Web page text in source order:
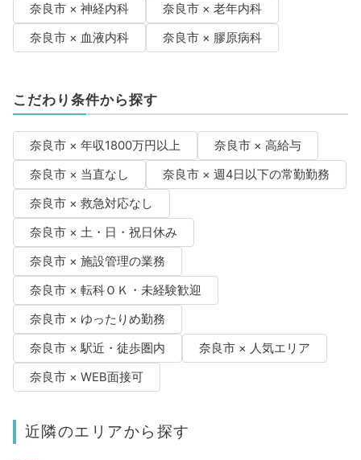
奈良市 × 神経内科
奈良市 × 老年内科
奈良市 × 血液内科
奈良市 × 膠原病科
こだわり条件から探す
奈良市 × 年収1800万円以上
奈良市 × 高給与
奈良市 × 当直なし
奈良市 × 週4日以下の常勤勤務
奈良市 × 救急対応なし
奈良市 × 土・日・祝日休み
奈良市 × 施設管理の業務
奈良市 × 転科ＯＫ・未経験歓迎
奈良市 × ゆったりめ勤務
奈良市 × 駅近・徒歩圏内
奈良市 × 人気エリア
奈良市 × WEB面接可
近隣のエリアから探す